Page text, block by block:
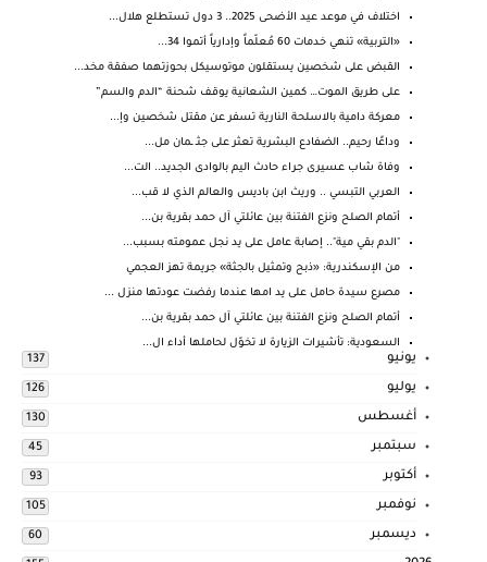
اختلاف في موعد عيد الأضحى 2025.. 3 دول تستطلع هلال...
«التربية» تنهي خدمات 60 مُعلّماً وإدارياً أتموا 34...
القبض على شخصين يستقلون موتوسيكل بحوزتهما صفقة مخد...
على طريق الموت… كمين الشعانية يوقف شحنة “الدم والسم”
معركة دامية بالاسلحة النارية تسفر عن مقتل شخصين وإ...
وداعًا رحيم.. الضفادع البشرية تعثر على جثـ ـمان مل...
وفاة شاب عسيرى جراء حادث اليم بالوادى الجديد.. الت...
العربي التبسي .. وريث ابن باديس والعالم الذي لا قب...
أتمام الصلح ونزع الفتنة بين عائلتي آل حمد بقرية بن...
"الدم بقي مية".. إصابة عامل على يد نجل عمومته بسبب...
من الإسكندرية: «ذبح وتمثيل بالجثة» جريمة تهز العجمي
مصرع سيدة حامل على يد امها عندما رفضت عودتها منزل ...
أتمام الصلح ونزع الفتنة بين عائلتي آل حمد بقرية بن...
السعودية: تأشيرات الزيارة لا تخوّل لحاملها أداء ال...
يونيو 137
يوليو 126
أغسطس 130
سبتمبر 45
أكتوبر 93
نوفمبر 105
ديسمبر 60